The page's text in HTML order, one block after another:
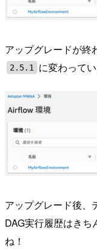
アップグレードが終
2.5.1 に変わってい
アップグレード後、
DAG実行履歴はき
ね！